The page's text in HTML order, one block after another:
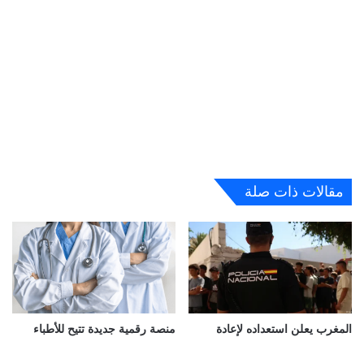
مقالات ذات صلة
المغرب يعلن استعداده لإعادة
منصة رقمية جديدة تتيح للأطباء